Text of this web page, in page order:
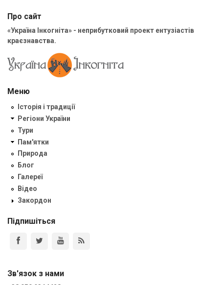
Про сайт
«Україна Інкогніта» - неприбутковий проект ентузіастів
краєзнавства.
Меню
Історія і традиції
Регіони України
Тури
Пам'ятки
Природа
Блог
Галереї
Відео
Закордон
Підпишіться
Зв'язок з нами